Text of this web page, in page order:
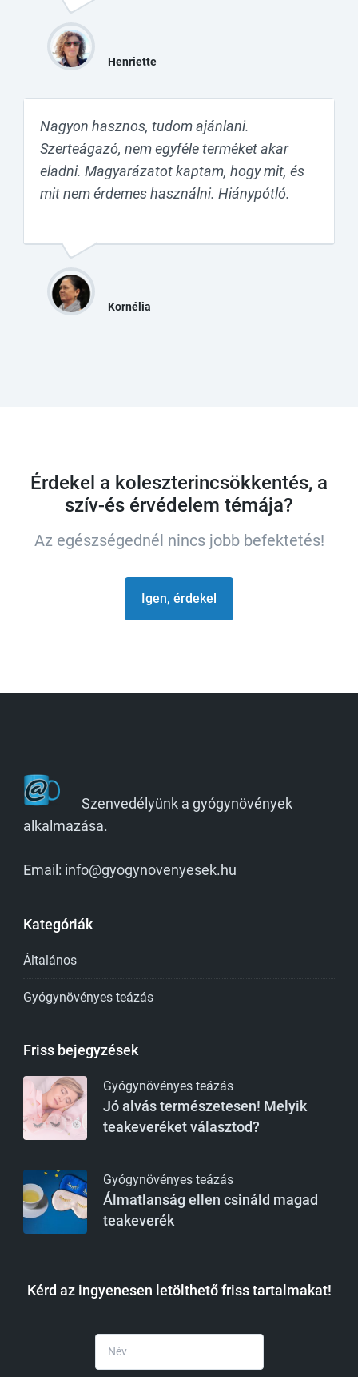
Henriette
Kornélia
Nagyon hasznos, tudom ajánlani.
Szerteágazó, nem egyféle terméket akar
eladni. Magyarázatot kaptam, hogy mit, és
mit nem érdemes használni. Hiánypótló.
Érdekel a koleszterincsökkentés, a
szív-és érvédelem témája?
Az egészségednél nincs jobb befektetés!
Igen, érdekel
Szenvedélyünk a gyógynövények
alkalmazása.
Email: info@gyogynovenyesek.hu
Kategóriák
Általános
Gyógynövényes teázás
Friss bejegyzések
Gyógynövényes teázás
Jó alvás természetesen! Melyik
teakeveréket választod?
Gyógynövényes teázás
Álmatlanság ellen csináld magad
teakeverék
Kérd az ingyenesen letölthető friss tartalmakat!